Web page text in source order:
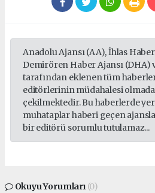
Anadolu Ajansı (AA), İhlas
Demirören Haber Ajansı (DHA)
tarafından eklenen tüm
editörlerinin müdahalesi
çekilmektedir. Bu haberlerde
muhataplar haberi geçen
bir editörü sorumlu tutulamaz...
Okuyu Yorumları (0)